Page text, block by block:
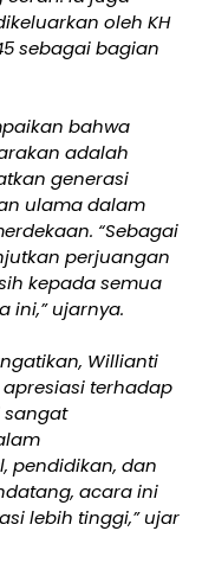
oleh KH
sebagai bagian
bahwa
adalah
generasi
ulama dalam
“Sebagai
perjuangan
kepada semua
ini,” ujarnya.
Willianti
apresiasi terhadap
sangat
pendidikan, dan
acara ini
lebih tinggi,” ujar